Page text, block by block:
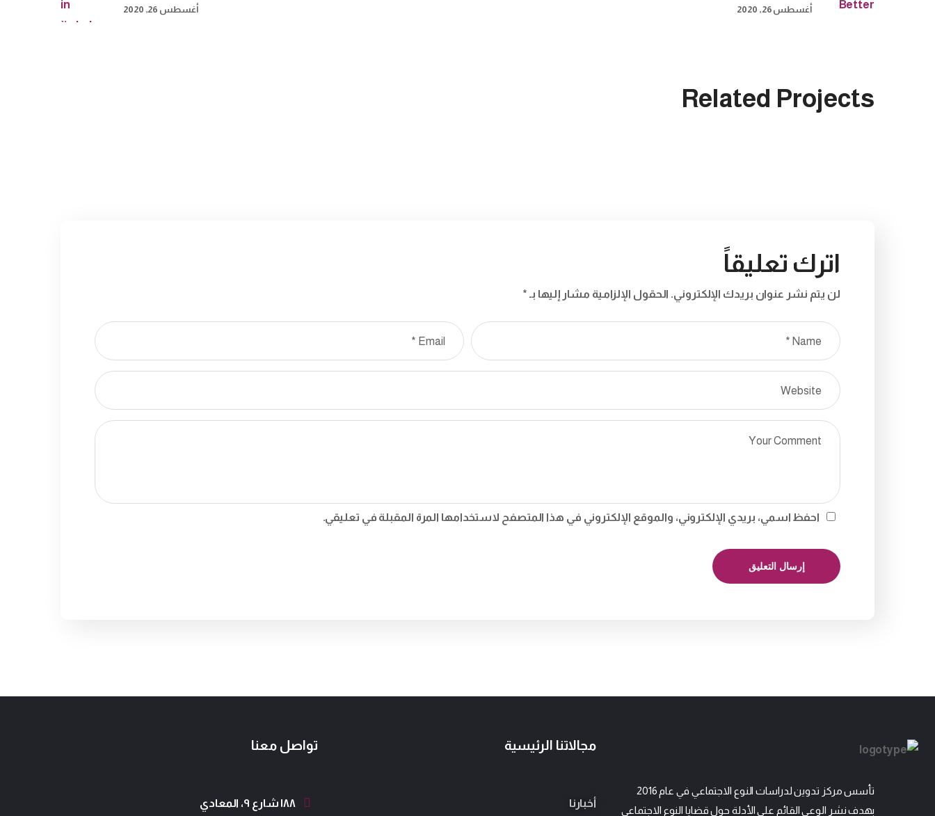
أغسطس 26, 2020 أغسطس 26, 2020
Related Projects
Life Better
#EDUCATION
اترك تعليقاً
لن يتم نشر عنوان بريدك الإلكتروني. الحقول الإلزامية مشار إليها بـ *
احفظ اسمي، بريدي الإلكتروني، والموقع الإلكتروني في هذا المتصفح لاستخدامها المرة المقبلة في تعليقي.
تأسس مركز تدوين لدراسات النوع الاجتماعي في عام 2016
بهدف نشر الوعي القائم على الأدلة حول قضايا النوع الاجتماعي
مجالاتنا الرئيسية
أخبارنا
تواصل معنا
١٨٨ شارع ٩، المعادي